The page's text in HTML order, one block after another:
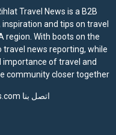
Travel News is a B2B
and tips on travel
region. With boots on the
travel news reporting, while
importance of travel and
community closer together.
اتصل بنا